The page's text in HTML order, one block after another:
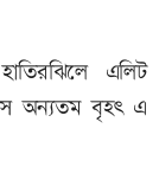
এলিট
অন্যতম বৃহৎ এ